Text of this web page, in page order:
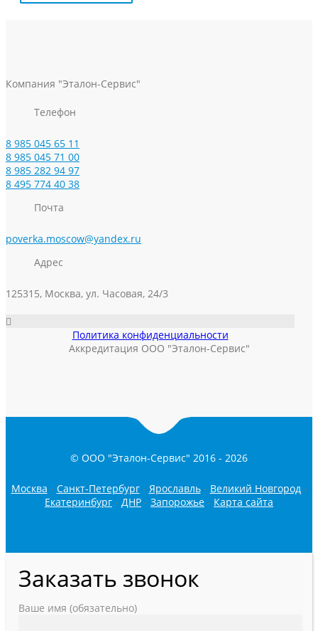
Компания "Эталон-Сервис"
Телефон
8 985 045 65 11
8 985 045 71 00
8 985 282 94 97
8 495 774 40 38
Почта
poverka.moscow@yandex.ru
Адрес
125315, Москва, ул. Часовая, 24/3
Политика конфиденциальности
Аккредитация ООО "Эталон-Сервис"
© ООО "Эталон-Сервис" 2016 - 2026
Москва - Санкт-Петербург- Ярославль- Великий Новгород-
Екатеринбург - ДНР - Запорожье - Карта сайта
Заказать звонок
Ваше имя (обязательно)